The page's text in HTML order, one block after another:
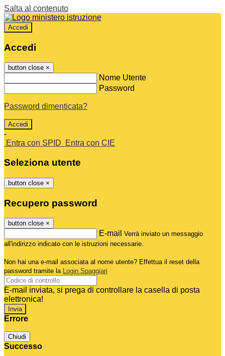
Salta al contenuto
Accedi
Accedi
button close ×
Nome Utente
Password
Password dimenticata?
-
Entra con SPID
Entra con CIE
Seleziona utente
button close ×
Recupero password
button close ×
E-mail Verrà inviato un messaggio
all'indirizzo indicato con le istruzioni necessarie.
Non hai una e-mail associata al nome utente? Effettua il reset della
password tramite la Login Spaggiari
E-mail inviata, si prega di controllare la casella di posta
elettronica!
Errore
Chiudi
Successo